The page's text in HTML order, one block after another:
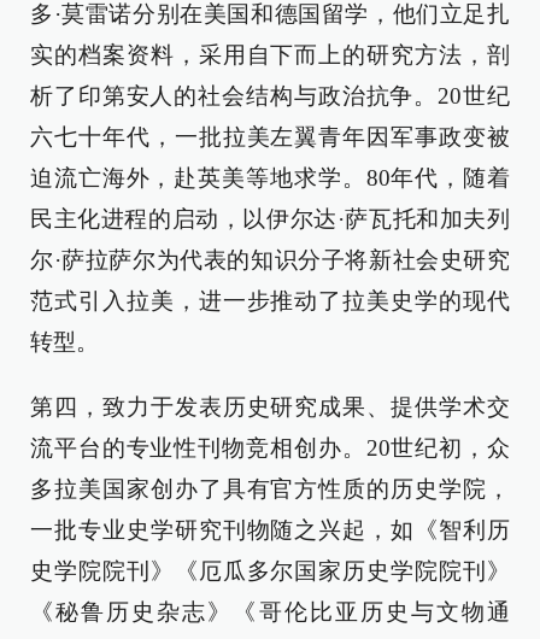
多·莫雷诺分别在美国和德国留学，他们立足扎
实的档案资料，采用自下而上的研究方法，剖
析了印第安人的社会结构与政治抗争。20世纪
六七十年代，一批拉美左翼青年因军事政变被
迫流亡海外，赴英美等地求学。80年代，随着
民主化进程的启动，以伊尔达·萨瓦托和加夫列
尔·萨拉萨尔为代表的知识分子将新社会史研究
范式引入拉美，进一步推动了拉美史学的现代
转型。
第四，致力于发表历史研究成果、提供学术交
流平台的专业性刊物竞相创办。20世纪初，众
多拉美国家创办了具有官方性质的历史学院，
一批专业史学研究刊物随之兴起，如《智利历
史学院院刊》《厄瓜多尔国家历史学院院刊》
《秘鲁历史杂志》《哥伦比亚历史与文物通